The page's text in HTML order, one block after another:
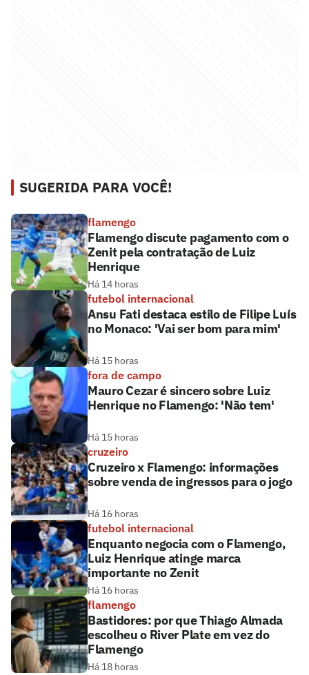
SUGERIDA PARA VOCÊ!
flamengo
Flamengo discute pagamento com o
Zenit pela contratação de Luiz
Henrique
Há 14 horas
futebol internacional
Ansu Fati destaca estilo de Filipe Luís
no Monaco: 'Vai ser bom para mim'
Há 15 horas
fora de campo
Mauro Cezar é sincero sobre Luiz
Henrique no Flamengo: 'Não tem'
Há 15 horas
cruzeiro
Cruzeiro x Flamengo: informações
sobre venda de ingressos para o jogo
Há 16 horas
futebol internacional
Enquanto negocia com o Flamengo,
Luiz Henrique atinge marca
importante no Zenit
Há 16 horas
flamengo
Bastidores: por que Thiago Almada
escolheu o River Plate em vez do
Flamengo
Há 18 horas